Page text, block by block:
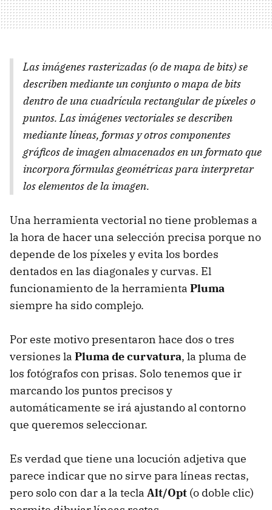
Las imágenes rasterizadas (o de mapa de bits) se
describen mediante un conjunto o mapa de bits
dentro de una cuadrícula rectangular de píxeles o
puntos. Las imágenes vectoriales se describen
mediante líneas, formas y otros componentes
gráficos de imagen almacenados en un formato que
incorpora fórmulas geométricas para interpretar
los elementos de la imagen.
Una herramienta vectorial no tiene problemas a
la hora de hacer una selección precisa porque no
depende de los píxeles y evita los bordes
dentados en las diagonales y curvas. El
funcionamiento de la herramienta Pluma
siempre ha sido complejo.
Por este motivo presentaron hace dos o tres
versiones la Pluma de curvatura, la pluma de
los fotógrafos con prisas. Solo tenemos que ir
marcando los puntos precisos y
automáticamente se irá ajustando al contorno
que queremos seleccionar.
Es verdad que tiene una locución adjetiva que
parece indicar que no sirve para líneas rectas,
pero solo con dar a la tecla Alt/Opt (o doble clic)